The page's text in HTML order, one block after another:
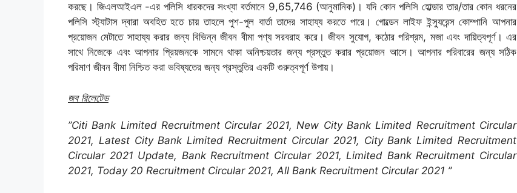
করছে। জিএলআইএল -এর পলিসি ধারকদের সংখ্যা বর্তমানে 9,65,746 (আনুমানিক)। যদি কোন পলিসি হোল্ডার তার/তার কোন ধরনের
পলিসি স্ট্যাটাস দ্বারা অবহিত হতে চায় তাহলে পুশ-পুল বার্তা তাদের সাহায্য করতে পারে। গোল্ডেন লাইফ ইন্স্যুরেন্স কোম্পানি আপনার
প্রয়োজন মেটাতে সাহায্য করার জন্য বিভিন্ন জীবন বীমা পণ্য সরবরাহ করে। জীবন সুযোগ, কঠোর পরিশ্রম, মজা এবং দায়িত্বপূর্ণ। এর
সাথে নিজেকে এবং আপনার প্রিয়জনকে সামনে থাকা অনিশ্চয়তার জন্য প্রস্তুত করার প্রয়োজন আসে। আপনার পরিবারের জন্য সঠিক
পরিমাণ জীবন বীমা নিশ্চিত করা ভবিষ্যতের জন্য প্রস্তুতির একটি গুরুত্বপূর্ণ উপায়।
জব রিলেটেড
”Citi Bank Limited Recruitment Circular 2021, New City Bank Limited Recruitment Circular
2021, Latest City Bank Limited Recruitment Circular 2021, City Bank Limited Recruitment
Circular 2021 Update, Bank Recruitment Circular 2021, Limited Bank Recruitment Circular
2021, Today 20 Recruitment Circular 2021, All Bank Recruitment Circular 2021 ”